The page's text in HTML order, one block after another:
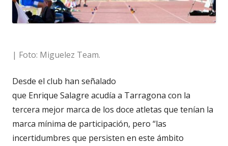
| Foto: Miguelez Team.
Desde el club han señalado
que Enrique Salagre acudía a Tarragona con la
tercera mejor marca de los doce atletas que tenían la
marca mínima de participación, pero “las
incertidumbres que persisten en este ámbito